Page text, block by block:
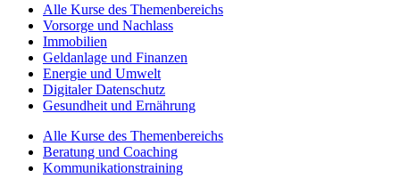
Alle Kurse des Themenbereichs
Vorsorge und Nachlass
Immobilien
Geldanlage und Finanzen
Energie und Umwelt
Digitaler Datenschutz
Gesundheit und Ernährung
Alle Kurse des Themenbereichs
Beratung und Coaching
Kommunikationstraining